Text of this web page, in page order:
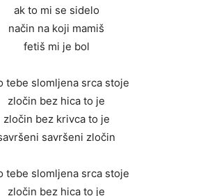
ak to mi se sidelo
način na koji mamiš
fetiš mi je bol
tebe slomljena srca stoje
zločin bez hica to je
zločin bez krivca to je
savršeni zločin
tebe slomljena srca stoje
zločin bez hica to je